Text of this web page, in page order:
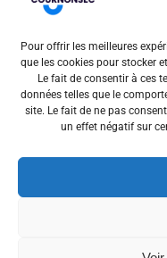
Pour offrir les meilleures
que les cookies pour stocker
Le fait de consentir à ces
données telles que le
site. Le fait de ne pas
un effet négatif sur
© 2026 Ville de